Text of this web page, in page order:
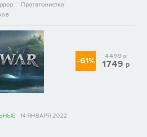
Протагонистка
14 ЯНВАРЯ 2022
-61% 4499р
1749 р